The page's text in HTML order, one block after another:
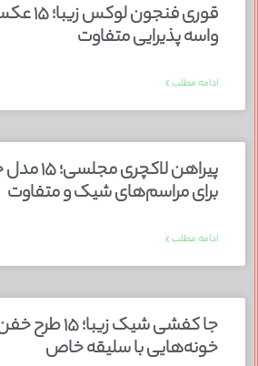
قوری
واسه پذیرایی متفاوت
ادامه مطلب »
پیراهن
برای مراسم‌های شیک و متفاوت
ادامه مطلب »
جا کفشی شیک
خونه‌هایی با سلیقه خاص